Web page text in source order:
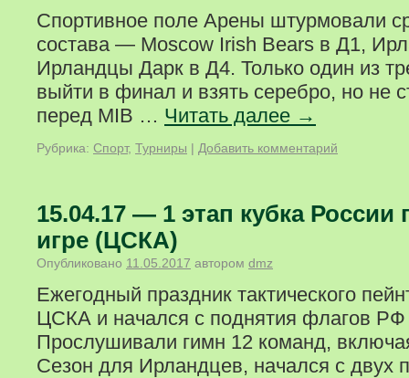
Спортивное поле Арены штурмовали
состава — Moscow Irish Bears в Д1,
Ирландцы Дарк в Д4. Только один из
выйти в финал и взять серебро, но не
перед MIB … Читать далее →
Рубрика: Спорт, Турниры | Добавить комментарий
15.04.17 — 1 этап кубка
игре (ЦСКА)
Опубликовано 11.05.2017 автором dmz
Ежегодный праздник тактического
ЦСКА и начался с поднятия флагов
Прослушивали гимн 12 команд,
Сезон для Ирландцев, начался с двух